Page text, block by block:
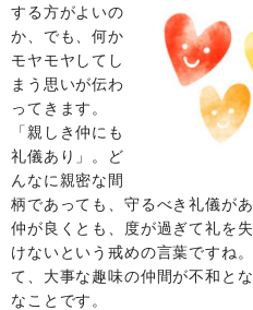
する方がよいの
か、でも、何か
モヤモヤしてし
まう思いが伝わ
ってきます。
「親しき仲にも
礼儀あり」。ど
んなに親密な間
柄であっても、守るべき礼儀があ
仲が良くとも、度が過ぎて礼を
けないという戒めの言葉ですね
て、大事な趣味の仲間が不和と
なことです。